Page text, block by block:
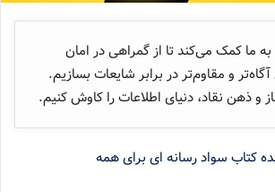
ما کمک می‌کند تا از گمراهی در امان
و مقاوم‌تر در برابر شایعات بسازیم.
و ذهن نقاد، دنیای اطلاعات را کاوش کنیم.
کتاب سواد رسانه ای برای همه